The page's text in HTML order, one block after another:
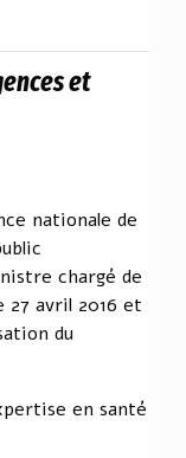
et
nationale de
chargé de
27 avril 2016 et
du
en santé